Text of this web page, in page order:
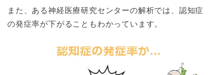
また、ある神経医療研究センターの解析では、認知症
の発症率が下がることもわかっています。